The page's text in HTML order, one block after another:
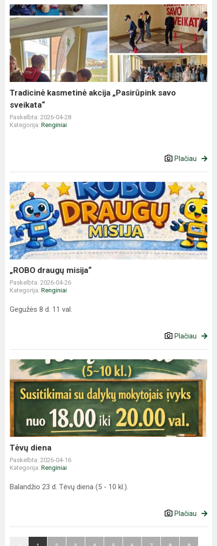
Tradicinė
kasmetinė
akcija
„Pasirūpink
savo
sveikata“
Tradicinė kasmetinė akcija „Pasirūpink savo
sveikata“
Paskelbta: 2026-04-28
Kategorija: Renginiai
Plačiau
„ROBO
draugų
misija“
„ROBO draugų misija“
Paskelbta: 2026-04-26
Kategorija: Renginiai
Gegužės 8 d. 11 val.
Plačiau
Tėvų
diena
Tėvų diena
Paskelbta: 2026-04-16
Kategorija: Renginiai
Balandžio 23 d. Tėvų diena (5 - 10 kl.).
Plačiau